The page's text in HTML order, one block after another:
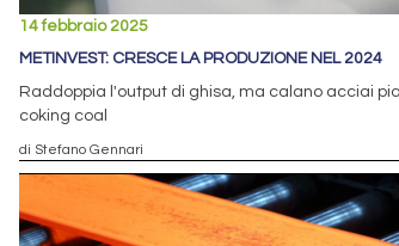
14 febbraio 2025
METINVEST: CRESCE LA PRODUZIONE NEL 2024
Raddoppia l'output di ghisa, ma calano acciai
coking coal
di Stefano Gennari